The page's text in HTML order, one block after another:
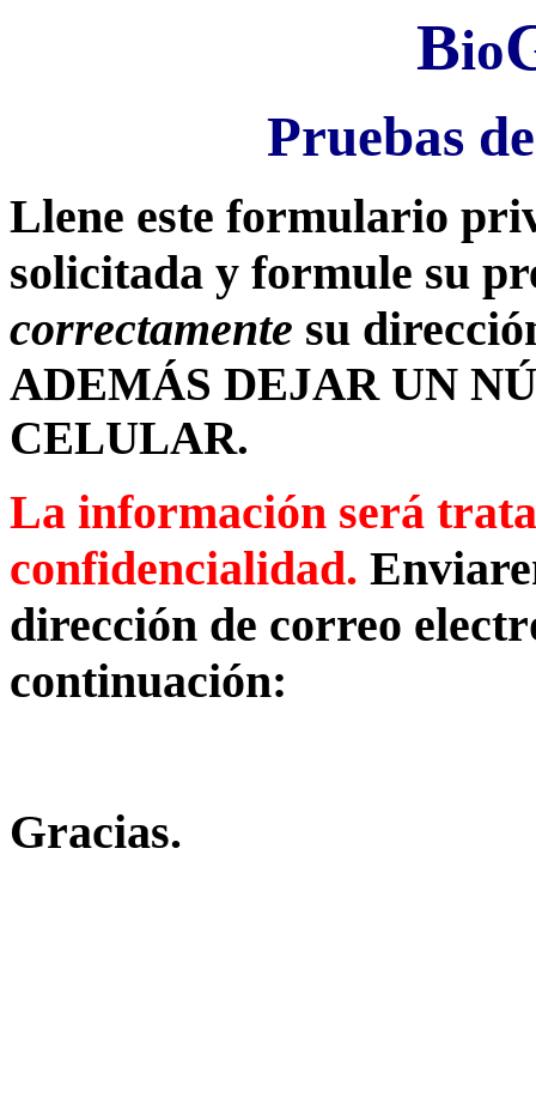
Bio
Pruebas
Llene este formulario
solicitada y formule su
correctamente su
ADEMÁS DEJAR UN
CELULAR.
La información será
confidencialidad.
dirección de correo
continuación:
Gracias.